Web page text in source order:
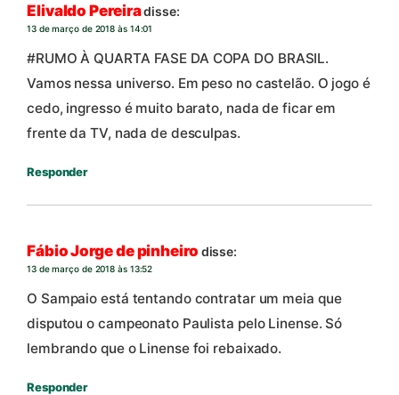
Elivaldo Pereiradisse:
13 de março de 2018 às 14:01
#RUMO À QUARTA FASE DA COPA DO BRASIL.
Vamos nessa universo. Em peso no castelão. O jogo é
cedo, ingresso é muito barato, nada de ficar em
frente da TV, nada de desculpas.
Responder
Fábio Jorge de pinheiro disse:
13 de março de 2018 às 13:52
O Sampaio está tentando contratar um meia que
disputou o campeonato Paulista pelo Linense. Só
lembrando que o Linense foi rebaixado.
Responder